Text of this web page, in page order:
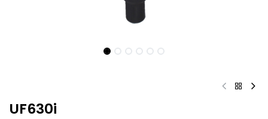
UF630i